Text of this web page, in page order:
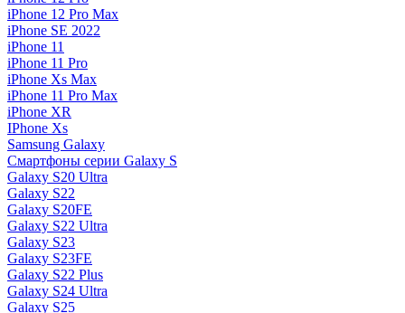
iPhone 12 Pro Max
iPhone SE 2022
iPhone 11
iPhone 11 Pro
iPhone Xs Max
iPhone 11 Pro Max
iPhone XR
IPhone Xs
Samsung Galaxy
Смартфоны серии Galaxy S
Galaxy S20 Ultra
Galaxy S22
Galaxy S20FE
Galaxy S22 Ultra
Galaxy S23
Galaxy S23FE
Galaxy S22 Plus
Galaxy S24 Ultra
Galaxy S25